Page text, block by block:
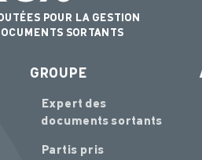
POUR LA GESTION
SORTANTS
GROUPE
Expert des
documents sortants
Partis pris